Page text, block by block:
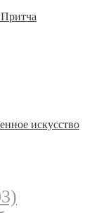
искусство